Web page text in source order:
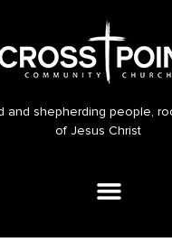
and shepherding people,
of Jesus Christ